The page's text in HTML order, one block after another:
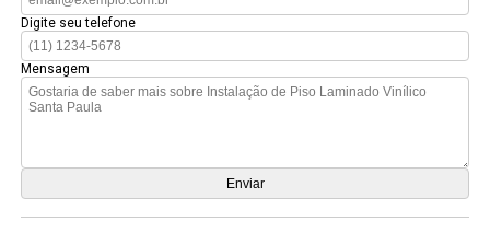
Digite seu telefone
Mensagem